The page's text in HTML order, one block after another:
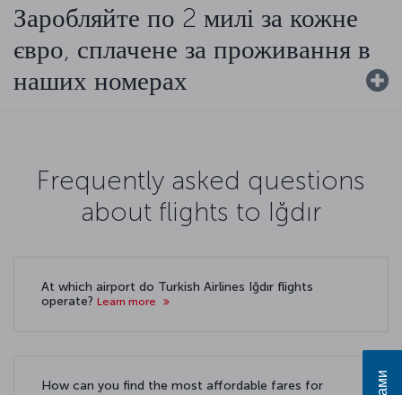
Заробляйте по 2 милі за кожне
євро, сплачене за проживання в
наших номерах
Frequently asked questions
about flights to Iğdır
At which airport do Turkish Airlines Iğdır flights
operate? Learn more
How can you find the most affordable fares for